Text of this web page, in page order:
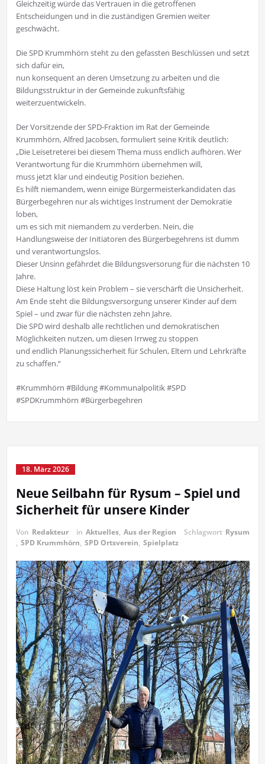
Gleichzeitig würde das Vertrauen in die getroffenen
Entscheidungen und in die zuständigen Gremien weiter
geschwächt.
Die SPD Krummhörn steht zu den gefassten Beschlüssen und setzt
sich dafür ein,
nun konsequent an deren Umsetzung zu arbeiten und die
Bildungsstruktur in der Gemeinde zukunftsfähig
weiterzuentwickeln.
Der Vorsitzende der SPD-Fraktion im Rat der Gemeinde
Krummhörn, Alfred Jacobsen, formuliert seine Kritik deutlich:
„Die Leisetreterei bei diesem Thema muss endlich aufhören. Wer
Verantwortung für die Krummhörn übernehmen will,
muss jetzt klar und eindeutig Position beziehen.
Es hilft niemandem, wenn einige Bürgermeisterkandidaten das
Bürgerbegehren nur als wichtiges Instrument der Demokratie
loben,
um es sich mit niemandem zu verderben. Nein, die
Handlungsweise der Initiatoren des Bürgerbegehrens ist dumm
und verantwortungslos.
Dieser Unsinn gefährdet die Bildungsversorung für die nächsten 10
Jahre.
Diese Haltung löst kein Problem – sie verschärft die Unsicherheit.
Am Ende steht die Bildungsversorgung unserer Kinder auf dem
Spiel – und zwar für die nächsten zehn Jahre.
Die SPD wird deshalb alle rechtlichen und demokratischen
Möglichkeiten nutzen, um diesen Irrweg zu stoppen
und endlich Planungssicherheit für Schulen, Eltern und Lehrkräfte
zu schaffen.“
#Krummhörn #Bildung #Kommunalpolitik #SPD
#SPDKrummhörn #Bürgerbegehren
18. März 2026
Neue Seilbahn für Rysum – Spiel und
Sicherheit für unsere Kinder
Von Redakteur in Aktuelles, Aus der Region Schlagwort Rysum
, SPD Krummhörn, SPD Ortsverein, Spielplatz